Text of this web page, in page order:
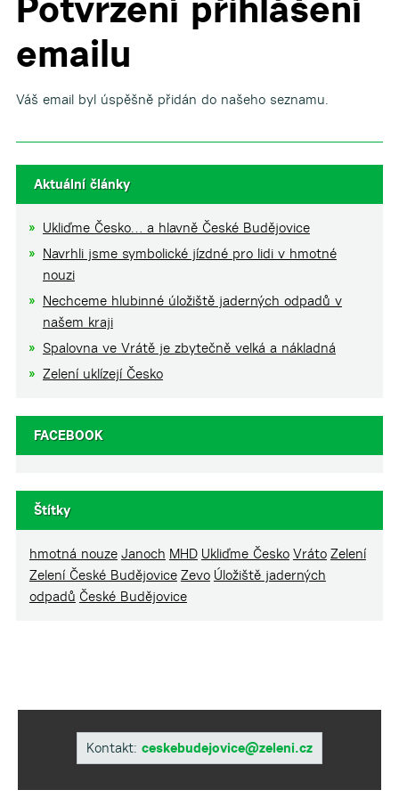
emailu
Váš email byl úspěšně přidán do našeho seznamu.
Aktuální články
Ukliďme Česko… a hlavně České Budějovice
Navrhli jsme symbolické jízdné pro lidi v hmotné
nouzi
Nechceme hlubinné úložiště jaderných odpadů v
našem kraji
Spalovna ve Vrátě je zbytečně velká a nákladná
Zelení uklízejí Česko
FACEBOOK
Štítky
hmotná nouze Janoch MHD Ukliďme Česko Vráto Zelení
Zelení České Budějovice Zevo Úložiště jaderných
odpadů České Budějovice
Kontakt: ceskebudejovice@zeleni.cz